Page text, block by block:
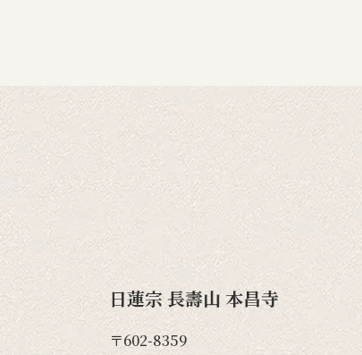
日蓮宗 長壽山 本昌寺
〒602-8359